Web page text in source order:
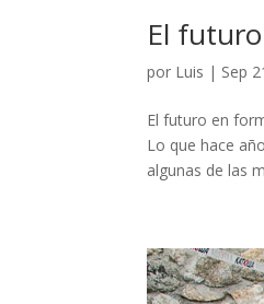
El
por Luis | Sep
El futuro en
Lo que hace
algunas de las